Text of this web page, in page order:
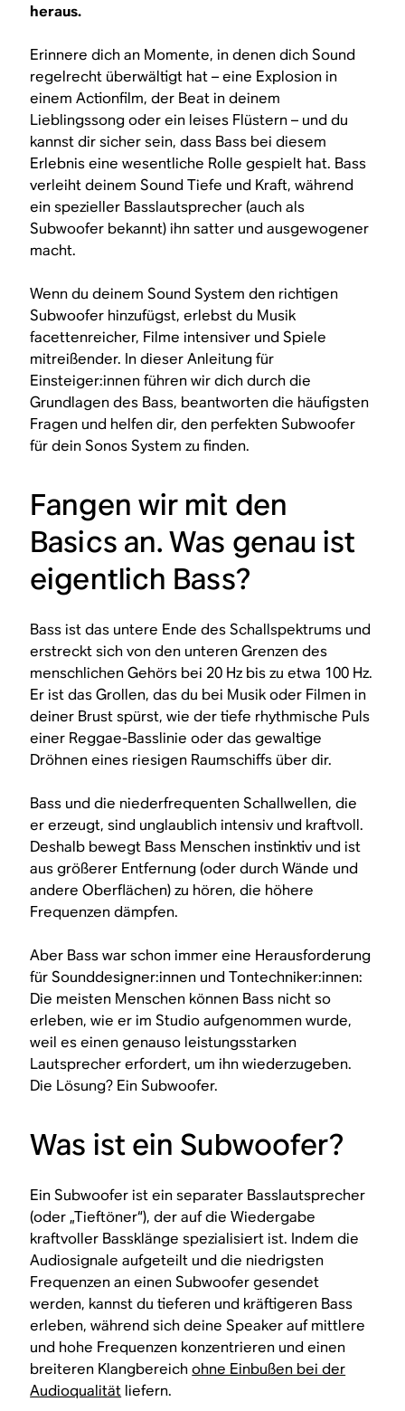
heraus.
Erinnere dich an Momente, in denen dich Sound
regelrecht überwältigt hat – eine Explosion in
einem Actionfilm, der Beat in deinem
Lieblingssong oder ein leises Flüstern – und du
kannst dir sicher sein, dass Bass bei diesem
Erlebnis eine wesentliche Rolle gespielt hat. Bass
verleiht deinem Sound Tiefe und Kraft, während
ein spezieller Basslautsprecher (auch als
Subwoofer bekannt) ihn satter und ausgewogener
macht.
Wenn du deinem Sound System den richtigen
Subwoofer hinzufügst, erlebst du Musik
facettenreicher, Filme intensiver und Spiele
mitreißender. In dieser Anleitung für
Einsteiger:innen führen wir dich durch die
Grundlagen des Bass, beantworten die häufigsten
Fragen und helfen dir, den perfekten Subwoofer
für dein Sonos System zu finden.
Fangen wir mit den
Basics an. Was genau ist
eigentlich Bass?
Bass ist das untere Ende des Schallspektrums und
erstreckt sich von den unteren Grenzen des
menschlichen Gehörs bei 20 Hz bis zu etwa 100 Hz.
Er ist das Grollen, das du bei Musik oder Filmen in
deiner Brust spürst, wie der tiefe rhythmische Puls
einer Reggae-Basslinie oder das gewaltige
Dröhnen eines riesigen Raumschiffs über dir.
Bass und die niederfrequenten Schallwellen, die
er erzeugt, sind unglaublich intensiv und kraftvoll.
Deshalb bewegt Bass Menschen instinktiv und ist
aus größerer Entfernung (oder durch Wände und
andere Oberflächen) zu hören, die höhere
Frequenzen dämpfen.
Aber Bass war schon immer eine Herausforderung
für Sounddesigner:innen und Tontechniker:innen:
Die meisten Menschen können Bass nicht so
erleben, wie er im Studio aufgenommen wurde,
weil es einen genauso leistungsstarken
Lautsprecher erfordert, um ihn wiederzugeben.
Die Lösung? Ein Subwoofer.
Was ist ein Subwoofer?
Ein Subwoofer ist ein separater Basslautsprecher
(oder „Tieftöner“), der auf die Wiedergabe
kraftvoller Bassklänge spezialisiert ist. Indem die
Audiosignale aufgeteilt und die niedrigsten
Frequenzen an einen Subwoofer gesendet
werden, kannst du tieferen und kräftigeren Bass
erleben, während sich deine Speaker auf mittlere
und hohe Frequenzen konzentrieren und einen
breiteren Klangbereichohne Einbußen bei der
Audioqualität liefern.